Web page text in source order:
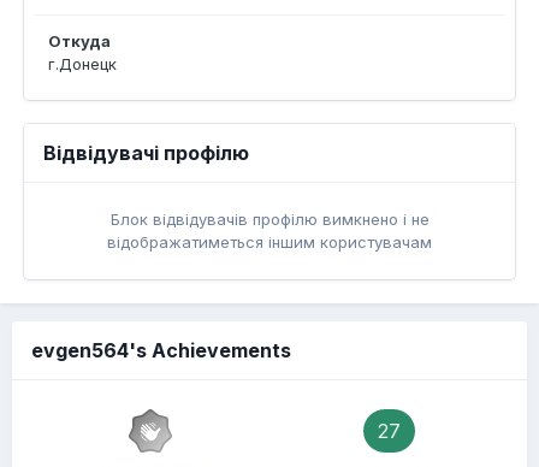
Откуда
г.Донецк
Відвідувачі профілю
Блок відвідувачів профілю вимкнено і не
відображатиметься іншим користувачам
evgen564's Achievements
27